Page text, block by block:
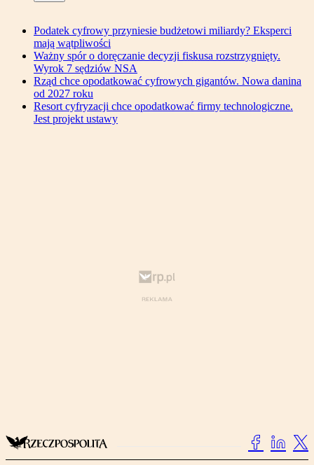
Podatek cyfrowy przyniesie budżetowi miliardy? Eksperci
mają wątpliwości
Ważny spór o doręczanie decyzji fiskusa rozstrzygnięty.
Wyrok 7 sędziów NSA
Rząd chce opodatkować cyfrowych gigantów. Nowa danina
od 2027 roku
Resort cyfryzacji chce opodatkować firmy technologiczne.
Jest projekt ustawy